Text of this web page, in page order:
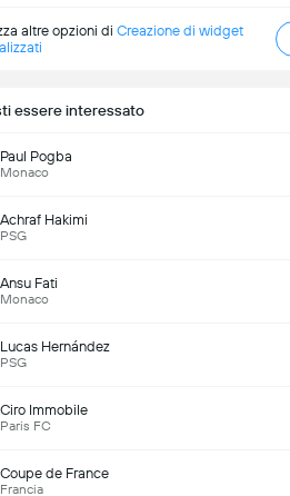
altre opzioni di Creazione di widget
essere interessato
Paul Pogba
Monaco
Achraf Hakimi
PSG
Ansu Fati
Monaco
Lucas Hernández
PSG
Ciro Immobile
Paris FC
Coupe de France
Francia